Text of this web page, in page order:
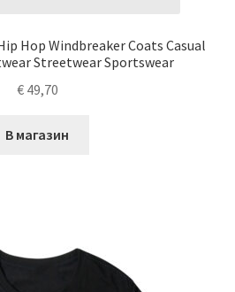
Hop Windbreaker Coats Casual
Streetwear Sportswear
€49,70
В магазин